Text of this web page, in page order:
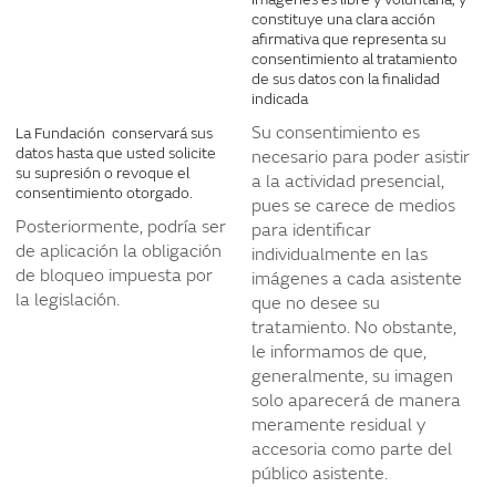
La Fundación conservará sus
datos hasta que usted solicite
su supresión o revoque el
consentimiento otorgado.
Posteriormente, podría ser
de aplicación la obligación
de bloqueo impuesta por
la legislación.
constituye una clara acción
afirmativa que representa su
consentimiento al tratamiento
de sus datos con la finalidad
indicada
Su consentimiento es
necesario para poder asistir
a la actividad presencial,
pues se carece de medios
para identificar
individualmente en las
imágenes a cada asistente
que no desee su
tratamiento. No obstante,
le informamos de que,
generalmente, su imagen
solo aparecerá de manera
meramente residual y
accesoria como parte del
público asistente.